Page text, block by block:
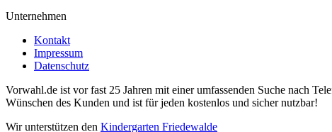
Unternehmen
Kontakt
Impressum
Datenschutz
Vorwahl.de ist vor fast 25 Jahren mit einer umfassenden Suche nach
Wünschen des Kunden und ist für jeden kostenlos und sicher nutzbar!
Wir unterstützen den Kindergarten Friedewalde